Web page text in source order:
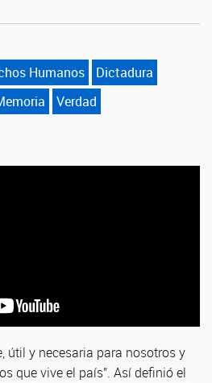
Humanos
Dictadura
Verdad
útil y necesaria para nosotros y
que vive el país”. Así definió el